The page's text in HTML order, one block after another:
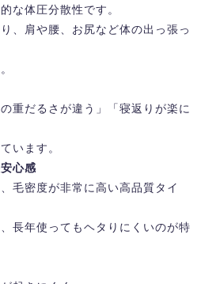
な体圧分散性です。
、肩や腰、お尻など体の出っ張っ
重だるさが違う」「寝返りが楽に
います。
心感
毛密度が非常に高い高品質タイ
長年使ってもヘタりにくいのが特